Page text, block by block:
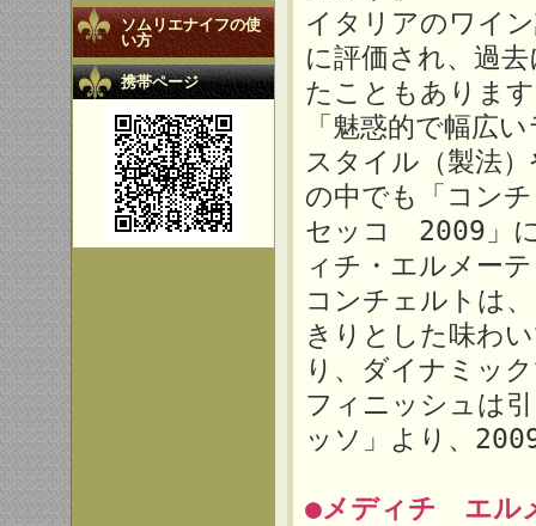
ソムリエナイフの使
い方
携帯ページ
イタリアのワイ
に評価され、過
たこともありま
「魅惑的で幅広
スタイル（製法
の中でも「コ
セッコ 2009」
ィチ・エルメー
コンチェルトは
きりとした味わ
り、ダイナミッ
フィニッシュは
ッソ」より、
●メディチ エル